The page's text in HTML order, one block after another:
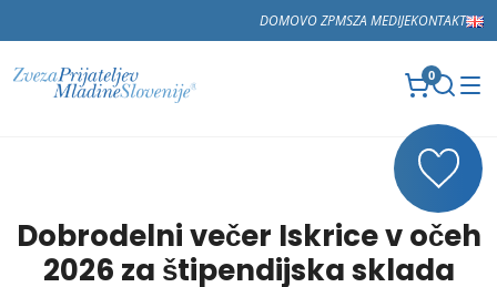
DOMOVO ZPMSZA MEDIJEKONTAKT
0
Dobrodelni večer Iskrice v očeh
2026 za štipendijska sklada